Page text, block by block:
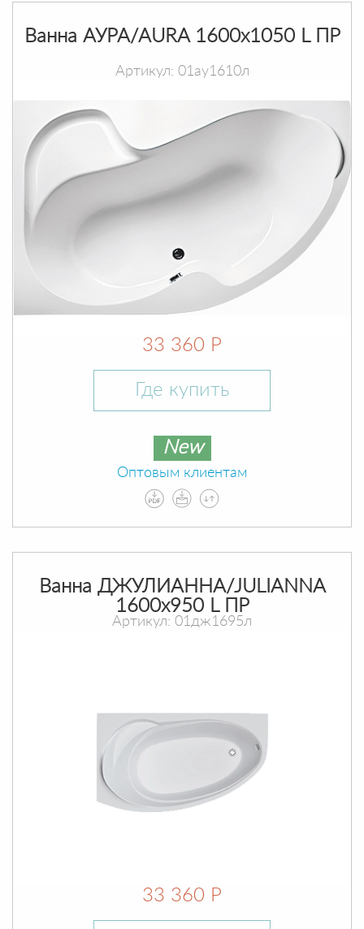
Ванна АУРА/AURA 1600х1050 L ПР
Артикул: 01ау1610л
33 360 Р
Где купить
New
Оптовым клиентам
Ванна ДЖУЛИАННА/JULIANNA
1600х950 L ПР
Артикул: 01дж1695л
33 360 Р